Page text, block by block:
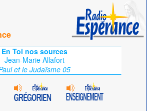
En Toi nos sources
Jean-Marie Allafort
et le Judaïsme 05